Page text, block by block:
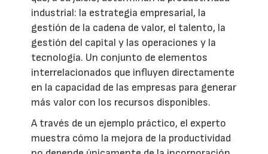
industrial: la estrategia empresarial, la
gestión de la cadena de valor, el talento, la
gestión del capital y las operaciones y la
tecnología. Un conjunto de elementos
interrelacionados que influyen directamente
en la capacidad de las empresas para generar
más valor con los recursos disponibles.
A través de un ejemplo práctico, el experto
muestra cómo la mejora de la productividad